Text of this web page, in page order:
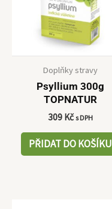
Doplňky stravy
Psyllium 300g
TOPNATUR
309 Kč s DPH
PŘIDAT DO KOŠÍKU